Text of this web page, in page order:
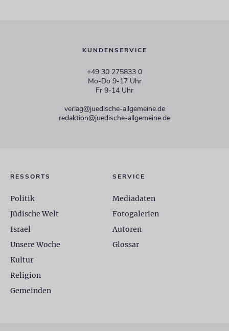
KUNDENSERVICE
+49 30 275833 0
Mo-Do 9-17 Uhr
Fr 9-14 Uhr
verlag@juedische-allgemeine.de
redaktion@juedische-allgemeine.de
RESSORTS
Politik
Jüdische Welt
Israel
Unsere Woche
Kultur
Religion
Gemeinden
SERVICE
Mediadaten
Fotogalerien
Autoren
Glossar